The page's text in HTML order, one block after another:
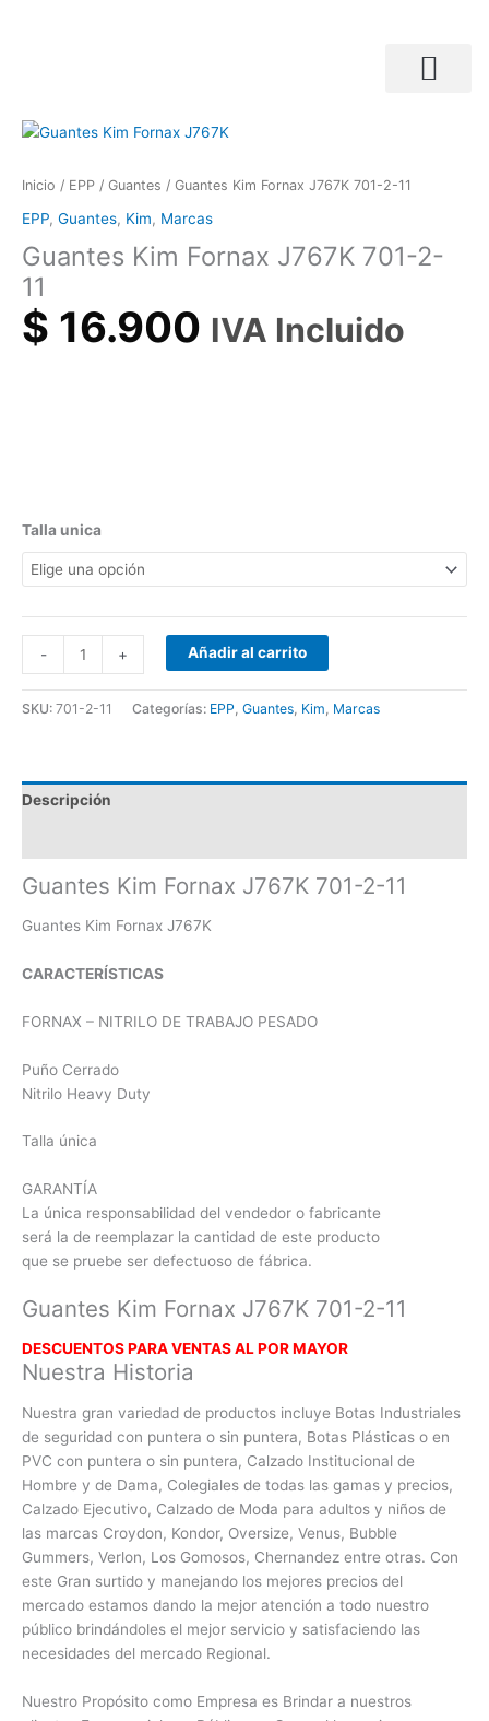
Inicio / EPP / Guantes / Guantes Kim Fornax J767K 701-2-11
EPP, Guantes, Kim, Marcas
Guantes Kim Fornax J767K 701-2-
11
$ 16.900 IVA Incluido
Talla unica
-
Guantes
Fornax
701-
2-
11
cantidad
+ Añadir al carrito
SKU: 701-2-11 Categorías: EPP Guantes Kim Marcas
Descripción
Guantes Kim Fornax J767K 701-2-11
Guantes Kim Fornax J767K
CARACTERÍSTICAS
FORNAX – NITRILO DE TRABAJO PESADO
Puño Cerrado
Nitrilo Heavy Duty
Talla única
GARANTÍA
La única responsabilidad del vendedor o fabricante
será la de reemplazar la cantidad de este producto
que se pruebe ser defectuoso de fábrica.
Guantes Kim Fornax J767K 701-2-11
DESCUENTOS PARA VENTAS AL POR MAYOR
Nuestra Historia
Nuestra gran variedad de productos incluye Botas Industriales
de seguridad con puntera o sin puntera, Botas Plásticas o en
PVC con puntera o sin puntera, Calzado Institucional de
Hombre y de Dama, Colegiales de todas las gamas y precios,
Calzado Ejecutivo, Calzado de Moda para adultos y niños de
las marcas Croydon, Kondor, Oversize, Venus, Bubble
Gummers, Verlon, Los Gomosos, Chernandez entre otras. Con
este Gran surtido y manejando los mejores precios del
mercado estamos dando la mejor atención a todo nuestro
público brindándoles el mejor servicio y satisfaciendo las
necesidades del mercado Regional.
Nuestro Propósito como Empresa es Brindar a nuestros